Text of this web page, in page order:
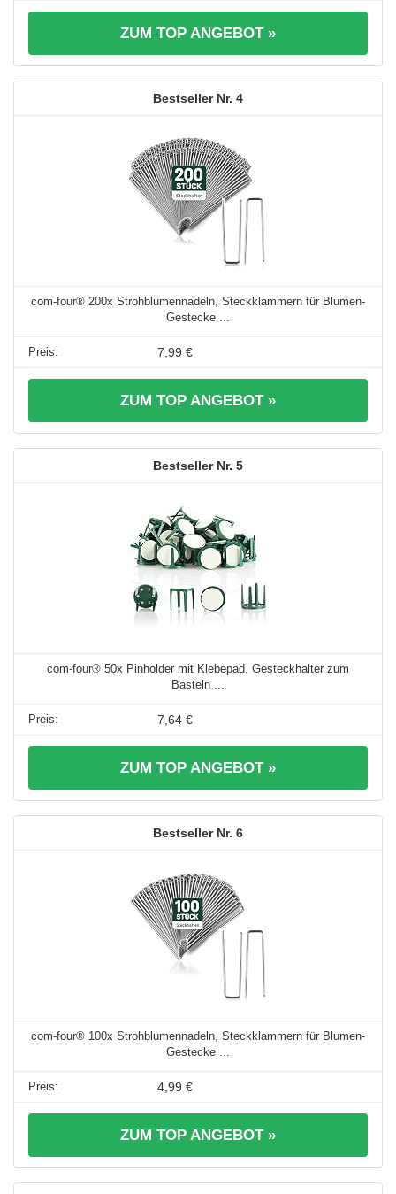
ZUM TOP ANGEBOT »
4
com-four® 200x Strohblumennadeln, Steckklammern für Blumen-
Gestecke ...
7,99 €
ZUM TOP ANGEBOT »
5
com-four® 50x Pinholder mit Klebepad, Gesteckhalter zum
Basteln ...
7,64 €
ZUM TOP ANGEBOT »
6
com-four® 100x Strohblumennadeln, Steckklammern für Blumen-
Gestecke ...
4,99 €
ZUM TOP ANGEBOT »